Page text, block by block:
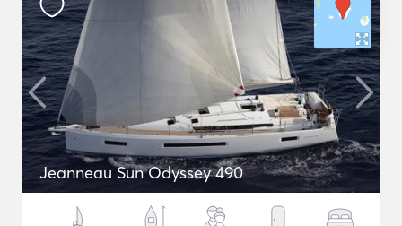
Jeanneau Sun Odyssey 490